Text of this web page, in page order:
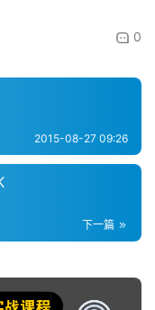
0
2015-08-27 09:26
下一篇